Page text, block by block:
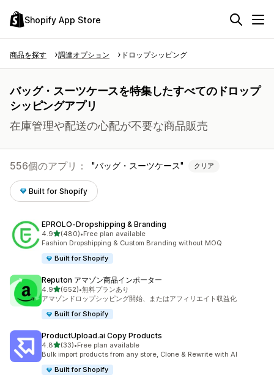
Shopify App Store
商品を探す 調達オプション ドロップシッピング
バッグ・スーツケースを特集したすべてのドロップ
シッピングアプリ
在庫管理や配送の心配が不要な商品販売
556個のアプリ： バッグ・スーツケース クリア
Built for Shopify
EPROLO‑Dropshipping & Branding
4.95つ星中
(480)
合計レビュー数：480件
•Free plan available
Fashion Dropshipping & Custom Branding without MOQ
Built for Shopify
Reputon アマゾン商品インポーター
4.95つ星中
(652)
合計レビュー数：652件
•無料プランあり
アマゾンドロップシッピング開始、またはアフィリエイト収益化
Built for Shopify
ProductUpload.ai Copy Products
4.85つ星中
(33)
合計レビュー数：33件
•Free plan available
Bulk import products from any store, Clone & Rewrite with AI
Built for Shopify